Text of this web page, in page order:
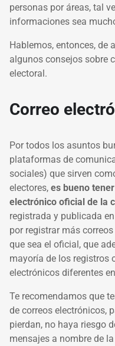
personas por áreas, tal
informaciones sea
Hablemos, entonces, de
algunos consejos sobre
electoral.
Correo
Por todos los asuntos
plataformas de
sociales) que sirven
electores, es bueno
electrónico oficial de la
registrada y publicada
por registrar más
que sea el oficial, que
mayoría de los registros
electrónicos diferentes
Te recomendamos que
de correos electrónicos,
pierdan, no haya riesgo
mensajes a nombre de